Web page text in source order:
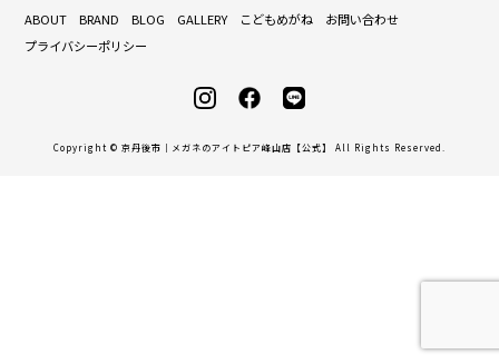
ABOUT BRAND BLOG GALLERY こどもめがね
お問い合わせ
プライバシーポリシー
Copyright © 京丹後市｜メガネのアイトピア峰山店【公式】 All Rights Reserved.